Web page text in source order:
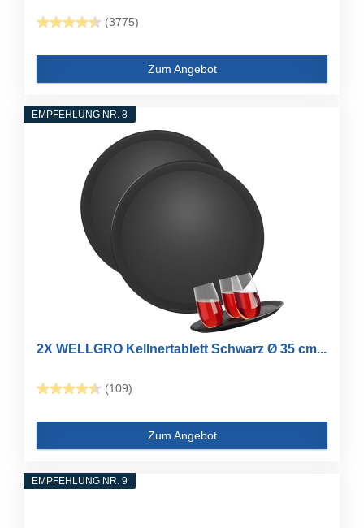
(3775)
Zum Angebot
EMPFEHLUNG NR. 8
2X WELLGRO Kellnertablett Schwarz Ø 35 cm...
(109)
Zum Angebot
EMPFEHLUNG NR. 9